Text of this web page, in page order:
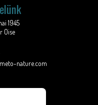
1945
Oise
nature.com